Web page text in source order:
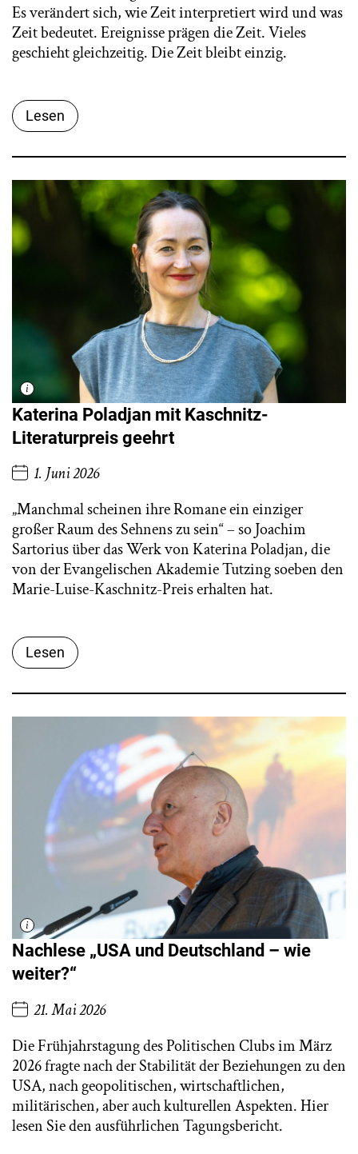
Es verändert sich, wie Zeit interpretiert wird und was
Zeit bedeutet. Ereignisse prägen die Zeit. Vieles
geschieht gleichzeitig. Die Zeit bleibt einzig.
Lesen
Katerina Poladjan mit Kaschnitz-
Literaturpreis geehrt
1. Juni 2026
„Manchmal scheinen ihre Romane ein einziger
großer Raum des Sehnens zu sein“ – so Joachim
Sartorius über das Werk von Katerina Poladjan, die
von der Evangelischen Akademie Tutzing soeben den
Marie-Luise-Kaschnitz-Preis erhalten hat.
Lesen
Nachlese „USA und Deutschland – wie
weiter?“
21. Mai 2026
Die Frühjahrstagung des Politischen Clubs im März
2026 fragte nach der Stabilität der Beziehungen zu den
USA, nach geopolitischen, wirtschaftlichen,
militärischen, aber auch kulturellen Aspekten. Hier
lesen Sie den ausführlichen Tagungsbericht.